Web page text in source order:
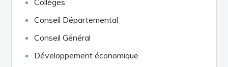
Conseil Départemental
Conseil Général
Développement économique